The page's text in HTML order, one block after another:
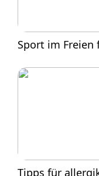
Sport im
Tipps für